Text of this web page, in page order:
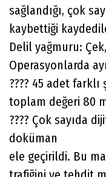
sağlandığı, çok
kaybettiği
Delil yağmuru:
Operasyonlarda
???? 45 adet
toplam değeri 80
???? Çok sayıda
doküman
ele geçirildi. Bu